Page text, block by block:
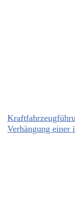
Verhängung